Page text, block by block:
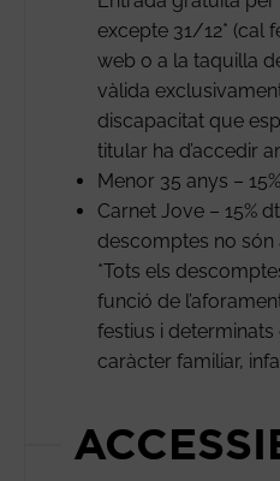
excepte 31/12* (cal
web o a la taquilla
vàlida
discapacitat que
titular ha d’accedir
Menor 35 anys –
Carnet Jove – 15%
descomptes no
*Tots els
funció de
festius i
caràcter familiar,